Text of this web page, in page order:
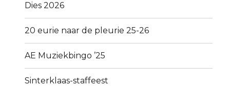
Dies 2026
20 eurie naar de pleurie 25-26
AE Muziekbingo ’25
Sinterklaas-staffeest